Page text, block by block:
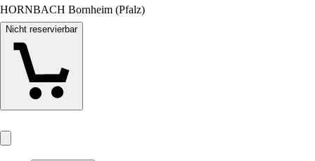
HORNBACH Bornheim (Pfalz)
Nicht reservierbar